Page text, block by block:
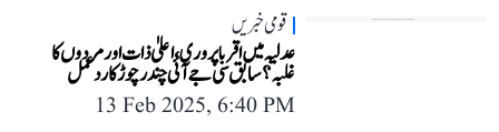
قومی خبریں
عدلیہ میں اقربا پروری، اعلیٰ ذات اور مردوں کا
غلبہ؟ سابق سی جے آئی چندرچوڑ کا ردعمل
13 Feb 2025, 6:40 PM